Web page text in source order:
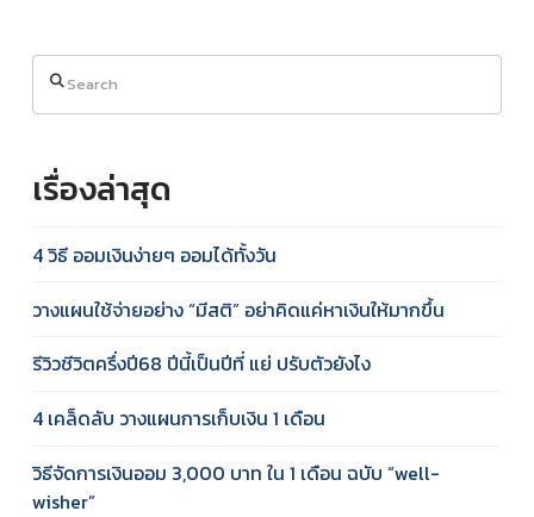
Search
เรื่องล่าสุด
4 วิธี ออมเงินง่ายๆ ออมได้ทั้งวัน
วางแผนใช้จ่ายอย่าง “มีสติ” อย่าคิดแค่หาเงินให้มากขึ้น
รีวิวชีวิตครึ่งปี68 ปีนี้เป็นปีที่ แย่ ปรับตัวยังไง
4 เคล็ดลับ วางแผนการเก็บเงิน 1 เดือน
วิธีจัดการเงินออม 3,000 บาท ใน 1 เดือน ฉบับ “well-
wisher”